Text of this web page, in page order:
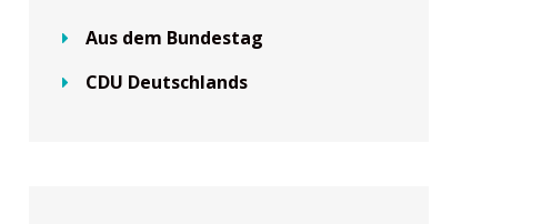
Aus dem Bundestag
CDU Deutschlands